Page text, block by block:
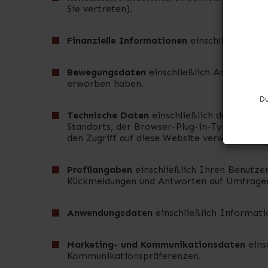
Sie vertreten).
Finanzielle Informationen einschließlich
Bewegungsdaten einschließlich Angaben
erworben haben.
Technische Daten einschließlich der IP-
Standorts, der Browser-Plug-in-Typen und
den Zugriff auf diese Website verwenden.
Profilangaben einschließlich Ihren
Rückmeldungen und Antworten auf
Anwendungsdaten einschließlich
Marketing- und Kommunikationsdaten
Kommunikationspräferenzen.